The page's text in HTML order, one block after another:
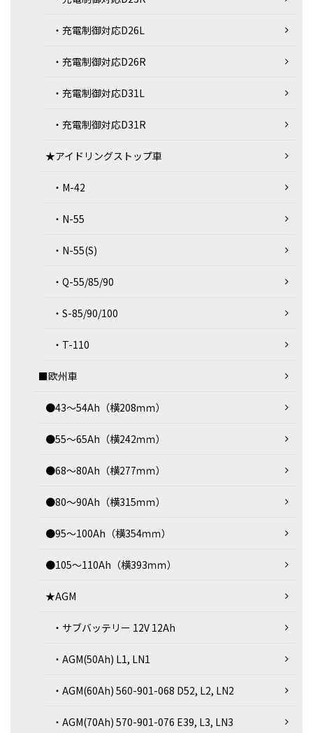
・充電制御対応D26L
・充電制御対応D26R
・充電制御対応D31L
・充電制御対応D31R
★アイドリングストップ車
・M-42
・N-55
・N-55(S)
・Q-55/85/90
・S-85/90/100
・T-110
■欧州車
●43～54Ah（横208ｍｍ）
●55～65Ah（横242ｍｍ）
●68～80Ah（横277ｍｍ）
●80～90Ah（横315ｍｍ）
●95～100Ah（横354ｍｍ）
●105～110Ah（横393ｍｍ）
★AGM
・サブバッテリー 12V 12Ah
・AGM(50Ah) L1, LN1
・AGM(60Ah) 560-901-068 D52, L2, LN2
・AGM(70Ah) 570-901-076 E39, L3, LN3